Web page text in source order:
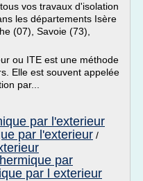
vos travaux d'isolation
les départements Isère
(07), Savoie (73),
ou ITE est une méthode
Elle est souvent appelée
par...
par l'exterieur
par l'exterieur /
par
par l exterieur